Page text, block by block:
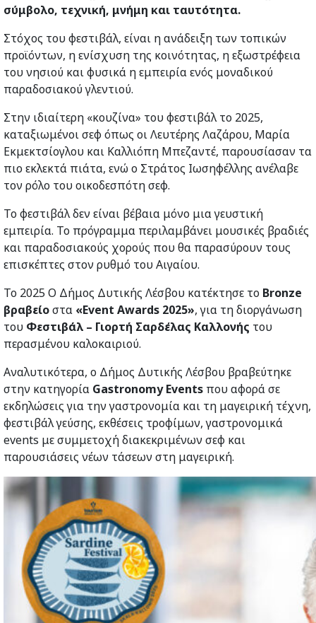
σύμβολο, τεχνική, μνήμη και ταυτότητα.
Στόχος του φεστιβάλ, είναι η ανάδειξη των τοπικών
προϊόντων, η ενίσχυση της κοινότητας, η εξωστρέφεια
του νησιού και φυσικά η εμπειρία ενός μοναδικού
παραδοσιακού γλεντιού.
Στην ιδιαίτερη «κουζίνα» του φεστιβάλ το 2025,
καταξιωμένοι σεφ όπως οι Λευτέρης Λαζάρου, Μαρία
Εκμεκτσίογλου και Καλλιόπη Μπεζαντέ, παρουσίασαν τα
πιο εκλεκτά πιάτα, ενώ ο Στράτος Ιωσηφέλλης ανέλαβε
τον ρόλο του οικοδεσπότη σεφ.
Το φεστιβάλ δεν είναι βέβαια μόνο μια γευστική
εμπειρία. Το πρόγραμμα περιλαμβάνει μουσικές βραδιές
και παραδοσιακούς χορούς που θα παρασύρουν τους
επισκέπτες στον ρυθμό του Αιγαίου.
Το 2025 Ο Δήμος Δυτικής Λέσβου κατέκτησε το Bronze
βραβείοστα «Event Awards 2025», για τη διοργάνωση
του Φεστιβάλ – Γιορτή Σαρδέλας Καλλονής του
περασμένου καλοκαιριού.
Αναλυτικότερα, ο Δήμος Δυτικής Λέσβου βραβεύτηκε
στην κατηγορία Gastronomy Events που αφορά σε
εκδηλώσεις για την γαστρονομία και τη μαγειρική τέχνη,
φεστιβάλ γεύσης, εκθέσεις τροφίμων, γαστρονομικά
events με συμμετοχή διακεκριμένων σεφ και
παρουσιάσεις νέων τάσεων στη μαγειρική.